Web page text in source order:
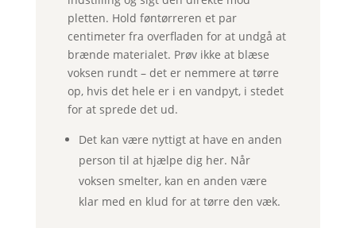
pletten. Hold føntørreren et par
centimeter fra overfladen for at undgå at
brænde materialet. Prøv ikke at blæse
voksen rundt – det er nemmere at tørre
op, hvis det hele er i en vandpyt, i stedet
for at sprede det ud.
Det kan være nyttigt at have en anden
person til at hjælpe dig her. Når
voksen smelter, kan en anden være
klar med en klud for at tørre den væk.